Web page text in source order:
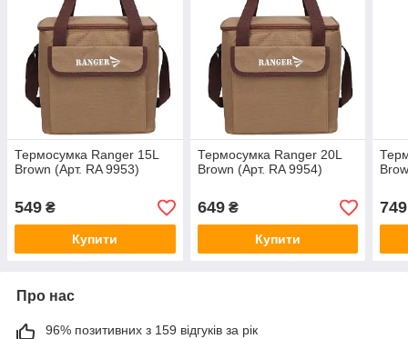
Термосумка Ranger 15L
Brown (Арт. RA 9953)
549 ₴
Купити
Термосумка Ranger 20L
Brown (Арт. RA 9954)
649₴
Купити
749
Про нас
96% позитивних з 159 відгуків за рік